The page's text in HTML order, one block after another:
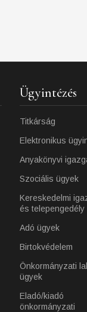
Ügyintézés
Titkárság
Elektronikus
Anyakönyvi
Szociális ügyek
Kereskedelmi
és telepengedély
Adó ügyek
Birtokvédelem
Önkormányzati
ügyek
Eladó/kiadó
önkormányzati